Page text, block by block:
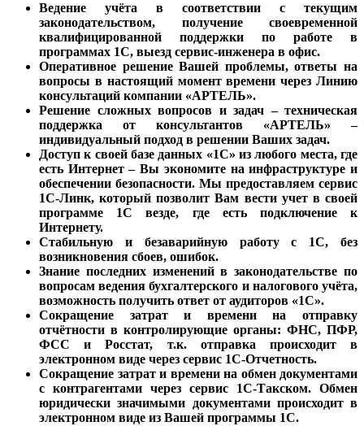
Ведение учёта в соответствии с текущим
законодательством, получение своевременной
квалифицированной поддержки по работе в
программах 1С, выезд сервис-инженера в офис.
Оперативное решение Вашей проблемы, ответы на
вопросы в настоящий момент времени через Линию
консультаций компании «АРТЕЛЬ».
Решение сложных вопросов и задач – техническая
поддержка от консультантов «АРТЕЛЬ» –
индивидуальный подход в решении Ваших задач.
Доступ к своей базе данных «1С» из любого места, где
есть Интернет – Вы экономите на инфраструктуре и
обеспечении безопасности. Мы предоставляем сервис
1С-Линк, который позволит Вам вести учет в своей
программе 1С везде, где есть подключение к
Интернету.
Стабильную и безаварийную работу с 1С, без
возникновения сбоев, ошибок.
Знание последних изменений в законодательстве по
вопросам ведения бухгалтерского и налогового учёта,
возможность получить ответ от аудиторов «1С».
Сокращение затрат и времени на отправку
отчётности в контролирующие органы: ФНС, ПФР,
ФСС и Росстат, т.к. отправка происходит в
электронном виде через сервис 1С-Отчетность.
Сокращение затрат и времени на обмен документами
с контрагентами через сервис 1С-Такском. Обмен
юридически значимыми документами происходит в
электронном виде из Вашей программы 1С.